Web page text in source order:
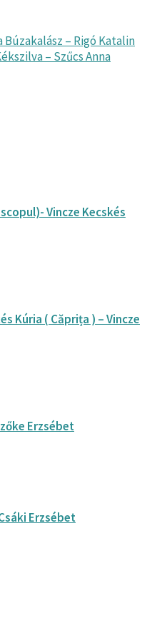
Búzakalász – Rigó Katalin
– Szűcs Anna
Vincze Kecskés
Kúria ( Căprița ) – Vincze
Erzsébet
Erzsébet